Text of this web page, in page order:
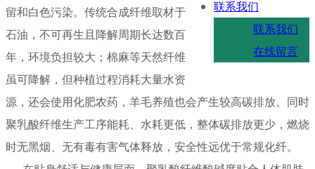
联系我们
联系我们
在线留言
留和白色污染。传统合成纤维取材于
石油，不可再生且降解周期长达数百
年，环境负担较大；棉麻等天然纤维
虽可降解，但种植过程消耗大量水资
源，还会使用化肥农药，羊毛养殖也会产生较高碳排放。同时
聚乳酸纤维生产工序能耗、水耗更低，整体碳排放更少，燃烧
时无黑烟、无有毒有害气体释放，安全性远优于常规化纤。